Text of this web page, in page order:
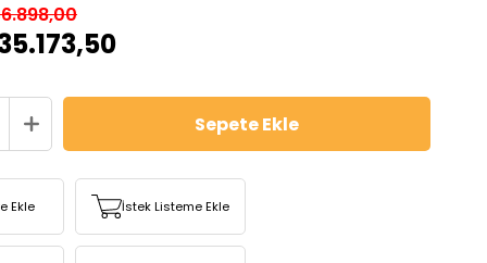
Ekle İstek Listeme Ekle